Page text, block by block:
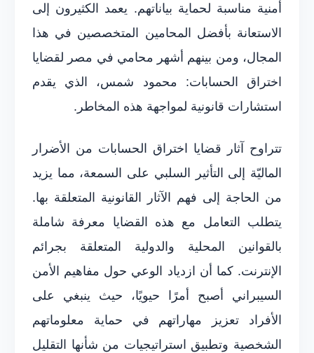
أمنية مناسبة لحماية بياناتهم. يعمد الكثيرون إلى
الاستعانة بأفضل المحامين المتخصصين في هذا
المجال، ومن بينهم أشهر محامي في مصر لقضايا
اختراق الحسابات: محمود شمس، الذي يقدم
استشارات قانونية لمواجهة هذه المخاطر.
تتراوح آثار قضايا اختراق الحسابات من الأضرار
الماليّة إلى التأثير السلبي على السمعة، مما يزيد
من الحاجة إلى فهم الآثار القانونية المتعلقة بها.
يتطلب التعامل مع هذه القضايا معرفة شاملة
بالقوانين المحلية والدولية المتعلقة بجرائم
الإنترنت. كما أن ازدياد الوعي حول مفاهيم الأمن
السيبراني أصبح أمرًا حيويًا، حيث ينبغي على
الأفراد تعزيز مهاراتهم في حماية معلوماتهم
الشخصية وتطبيق استراتيجيات من شأنها التقليل